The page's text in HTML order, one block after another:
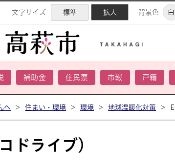
文字サイズ 標準 拡大 背景色 白
補助金 住民票 市報 戸籍
へ > 住まい・環境 > 環境 > 地球温暖化対策 >
ドライブ）